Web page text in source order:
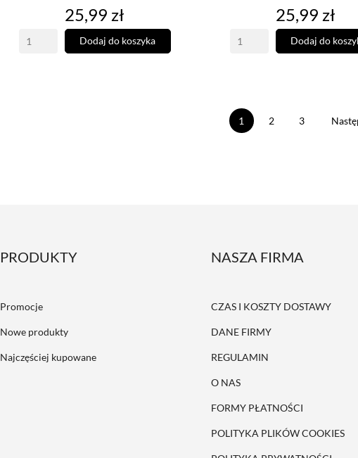
Cena
25,99 zł
Dodaj do koszyka
Cena
25,99 zł
Dodaj do
1 2 3
PRODUKTY
Promocje
Nowe produkty
Najczęściej kupowane
NASZA FIRMA
CZAS I KOSZTY DOSTAWY
DANE FIRMY
REGULAMIN
O NAS
FORMY PŁATNOŚCI
POLITYKA PLIKÓW COOKIES